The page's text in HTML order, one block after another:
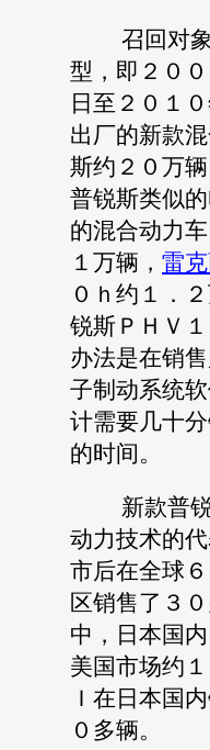
召回 对
型，即２０
日至２０１
出厂的新款
斯约２０万
普锐斯类似
的混合动力
１万辆， 雷
０ｈ约１．
锐斯 ＰＨＶ
办法是在销
子制动系统
计需要几十
的时间。
新款普
动力技术的
市后在全球
区销售了３
中，日本国
美国市场约
Ｉ在日本国
０多辆。